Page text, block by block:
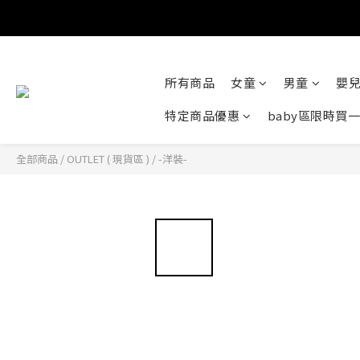
所有商品 女童 男童
嬰兒
特定商品優惠
baby區限時買
全部商品 / OUTLET ( 現貨區 ) /-洋裝-